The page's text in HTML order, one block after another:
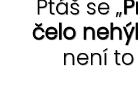
Ptáš se „
čelo
není